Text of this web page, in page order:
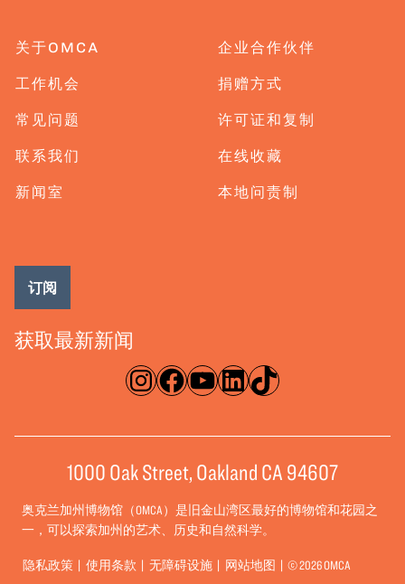
关于OMCA
工作机会
常见问题
联系我们
新闻室
企业合作伙伴
捐赠方式
许可证和复制
在线收藏
本地问责制
淘宝网脸书录像带ǞǞǞTikTok
获取最新新闻
订阅
1000 Oak Street, Oakland CA 94607
奥克兰加州博物馆（OMCA）是旧金山湾区最好的博物馆和花园之
一，可以探索加州的艺术、历史和自然科学。
隐私政策 使用条款 无障碍设施 网站地图 © 2026 OMCA